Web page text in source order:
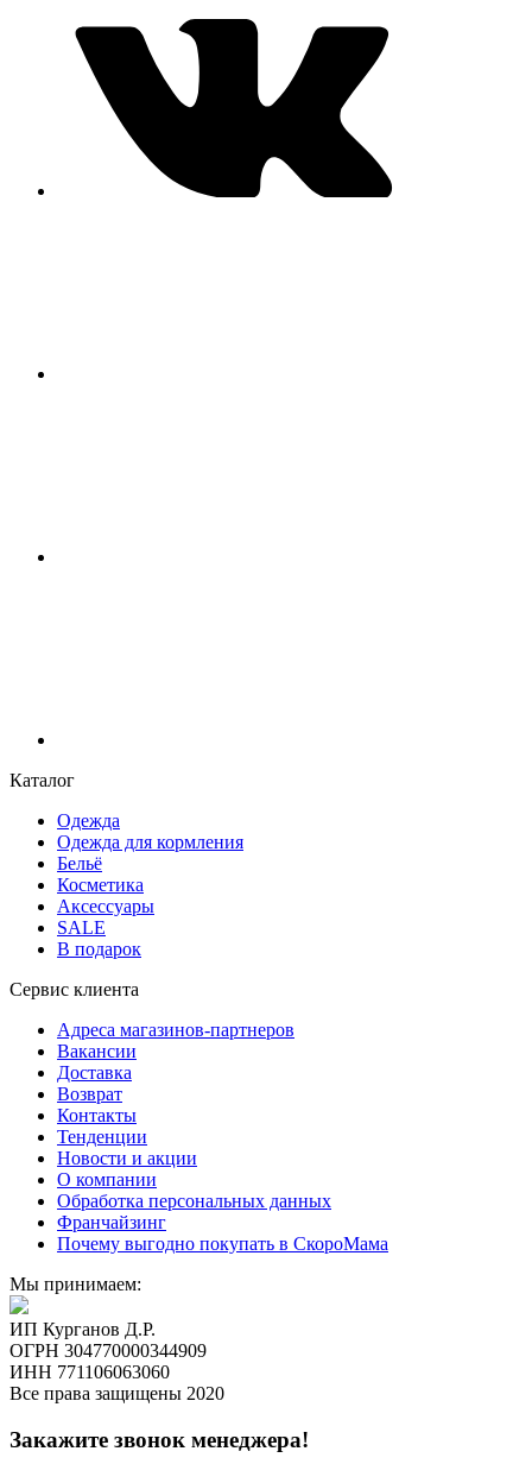
Каталог
Одежда
Одежда для кормления
Бельё
Косметика
Аксессуары
SALE
В подарок
Сервис клиента
Адреса магазинов-партнеров
Вакансии
Доставка
Возврат
Контакты
Тенденции
Новости и акции
О компании
Обработка персональных данных
Франчайзинг
Почему выгодно покупать в СкороМама
Мы принимаем:
ИП Курганов Д.Р.
ОГРН 304770000344909
ИНН 771106063060
Все права защищены 2020
Закажите звонок менеджера!